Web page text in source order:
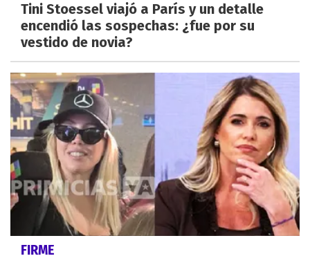
Tini Stoessel viajó a París y un detalle
encendió las sospechas: ¿fue por su
vestido de novia?
FIRME